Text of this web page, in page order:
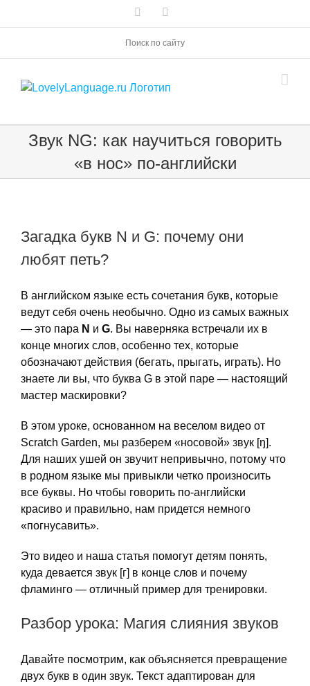
Поиск по сайту
Звук NG: как научиться говорить
«в нос» по-английски
Загадка букв N и G: почему они
любят петь?
В английском языке есть сочетания букв, которые
ведут себя очень необычно. Одно из самых важных
— это пара N и G. Вы наверняка встречали их в
конце многих слов, особенно тех, которые
обозначают действия (бегать, прыгать, играть). Но
знаете ли вы, что буква G в этой паре — настоящий
мастер маскировки?
В этом уроке, основанном на веселом видео от
Scratch Garden, мы разберем «носовой» звук [ŋ].
Для наших ушей он звучит непривычно, потому что
в родном языке мы привыкли четко произносить
все буквы. Но чтобы говорить по-английски
красиво и правильно, нам придется немного
«погнусавить».
Это видео и наша статья помогут детям понять,
куда девается звук [г] в конце слов и почему
фламинго — отличный пример для тренировки.
Разбор урока: Магия слияния звуков
Давайте посмотрим, как объясняется превращение
двух букв в один звук. Текст адаптирован для